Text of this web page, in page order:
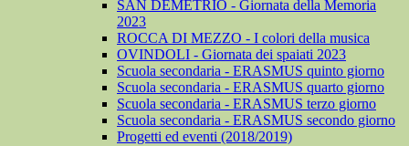
SAN DEMETRIO - Giornata della Memoria
2023
ROCCA DI MEZZO - I colori della musica
OVINDOLI - Giornata dei spaiati 2023
Scuola secondaria - ERASMUS quinto giorno
Scuola secondaria - ERASMUS quarto giorno
Scuola secondaria - ERASMUS terzo giorno
Scuola secondaria - ERASMUS secondo giorno
Progetti ed eventi (2018/2019)